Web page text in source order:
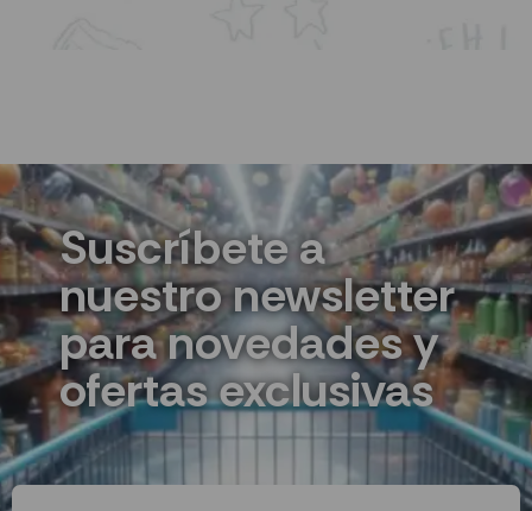
Suscríbete a
nuestro newsletter
para novedades y
ofertas exclusivas